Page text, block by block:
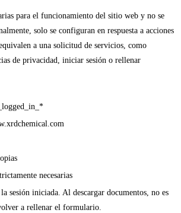
para el funcionamiento del sitio web y no se
solo se configuran en respuesta a acciones
a una solicitud de servicios, como
de privacidad, iniciar sesión o rellenar
necesarias
sesión iniciada. Al descargar documentos, no es
a rellenar el formulario.